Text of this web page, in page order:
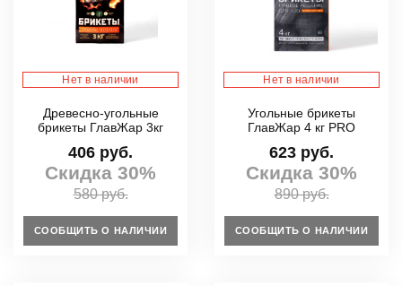
Нет в наличии
Древесно-угольные
брикеты ГлавЖар 3кг
406 руб.
Скидка 30%
580 руб.
СООБЩИТЬ О НАЛИЧИИ
Нет в наличии
Угольные брикеты
ГлавЖар 4 кг PRO
623 руб.
Скидка 30%
890 руб.
СООБЩИТЬ О НАЛИЧИИ